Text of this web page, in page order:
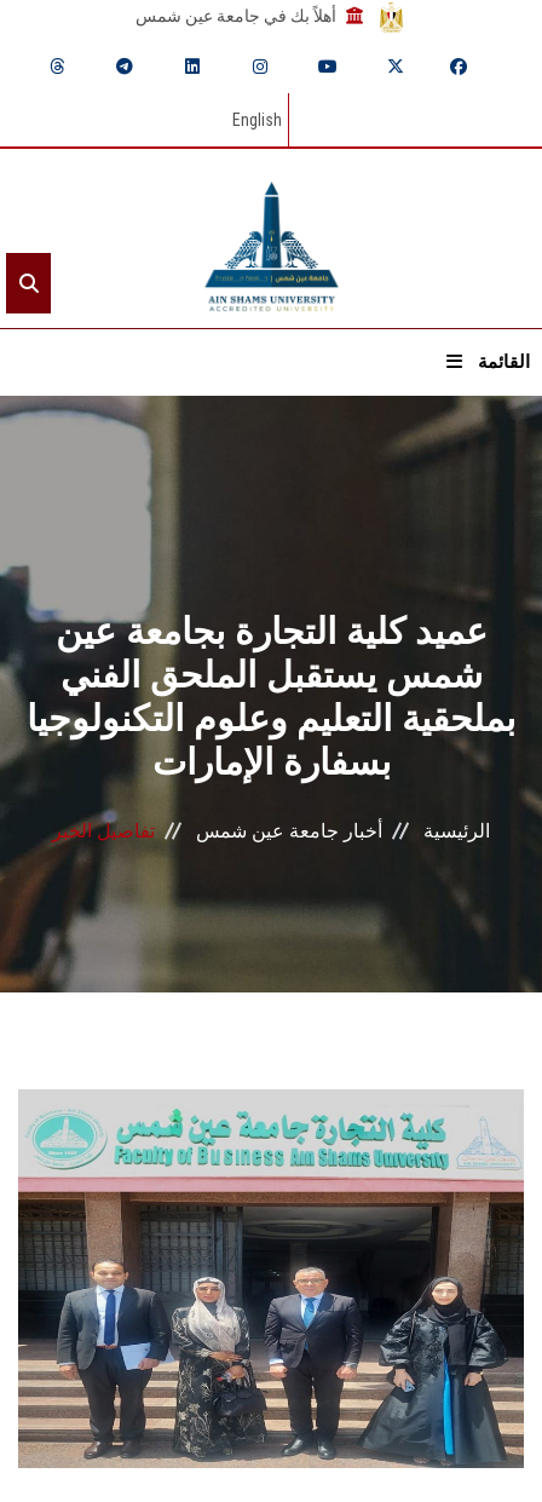
أهلاً بك في جامعة عين شمس
English
القائمة
القطاعـات
الشئون الأكاديمية
البحث العلمي
الرعاية الصحية
المراكز والوحدات
الأنظمة الذكية
الإعلام
الطلاب
هيئة التدريس
الدراسات العليا
الخريجين
الموظفون
الزائـرون
عميد كلية التجارة بجامعة عين
شمس يستقبل الملحق الفني
بملحقية التعليم وعلوم التكنولوجيا
بسفارة الإمارات
الرئيسية أخبار جامعة عين شمس تفاصيل الخبر